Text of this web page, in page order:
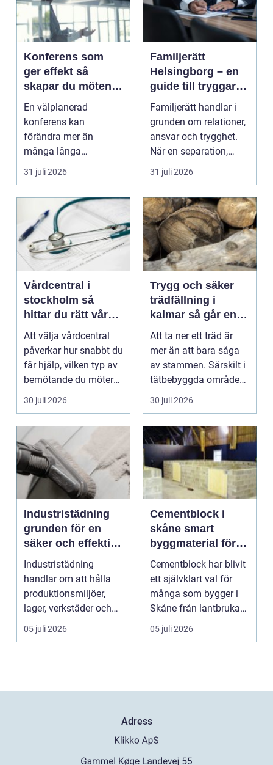
Konferens som
ger effekt så
skapar du möten
som gör skillnad
En välplanerad
konferens kan
förändra mer än
många långa
mejltrådar och digitala
möten tillsammans. ...
31 juli 2026
Familjerätt
Helsingborg – en
guide till tryggare
beslut för familjen
Familjerätt handlar i
grunden om relationer,
ansvar och trygghet.
När en separation,
v&ari...
31 juli 2026
Vårdcentral i
stockholm så
hittar du rätt vård i
vardagen
Att välja vårdcentral
påverkar hur snabbt du
får hjälp, vilken typ av
bemötande du möter
och hur try...
30 juli 2026
Trygg och säker
trädfällning i
kalmar så går en
professionell
fällning till
Att ta ner ett träd är
mer än att bara såga
av stammen. Särskilt i
tätbebyggda områden,
nära hus, vä...
30 juli 2026
Industristädning
grunden för en
säker och effektiv
arbetsplats
Industristädning
handlar om att hålla
produktionsmiljöer,
lager, verkstäder och
andra tunga
verksamh...
05 juli 2026
Cementblock i
skåne smart
byggmaterial för
starka och flexibla
konstruktioner
Cementblock har blivit
ett självklart val för
många som bygger i
Skåne från lantbrukare
och hästäga...
05 juli 2026
Adress